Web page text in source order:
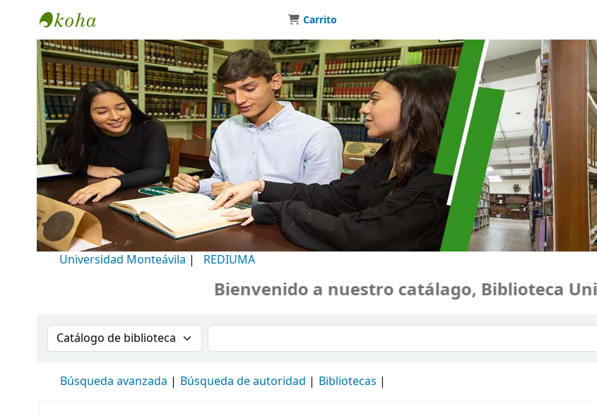
Biblioteca Universidad Monteávila
Carrito
Universidad Monteávila | REDIUMA
Bienvenido a nuestro catálago, Biblioteca
Buscar en el catálogo por:Buscar en el catálogo
Búsqueda avanzada Búsqueda de autoridad Bibliotecas